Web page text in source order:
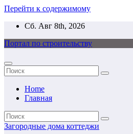
Перейти к содержимому
Сб. Авг 8th, 2026
Портал по строительству
Home
Главная
Загородные дома коттеджи